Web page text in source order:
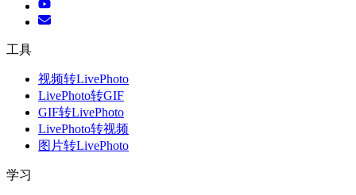
工具
视频转LivePhoto
LivePhoto转GIF
GIF转LivePhoto
LivePhoto转视频
图片转LivePhoto
学习